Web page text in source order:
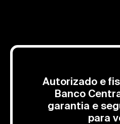
Autorizado e
Banco
garantia e
para